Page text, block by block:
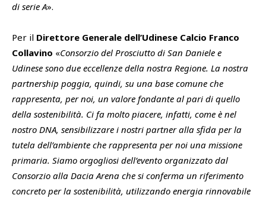
di serie A».
Per il Direttore Generale dell’Udinese Calcio Franco
Collavino «Consorzio del Prosciutto di San Daniele e
Udinese sono due eccellenze della nostra Regione. La nostra
partnership poggia, quindi, su una base comune che
rappresenta, per noi, un valore fondante al pari di quello
della sostenibilità. Ci fa molto piacere, infatti, come è nel
nostro DNA, sensibilizzare i nostri partner alla sfida per la
tutela dell’ambiente che rappresenta per noi una missione
primaria. Siamo orgogliosi dell’evento organizzato dal
Consorzio alla Dacia Arena che si conferma un riferimento
concreto per la sostenibilità, utilizzando energia rinnovabile